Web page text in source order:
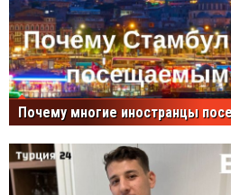
Почему многие иностранцы